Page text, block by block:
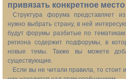
привязать конкретное
Структура форума представляет
нужно выбрать страну, в ней
будут форумы разбитые по
региона содержит подфорумы, в
новые темы. Также вы можете
существующие.
Если вы не читали правила, то стоит